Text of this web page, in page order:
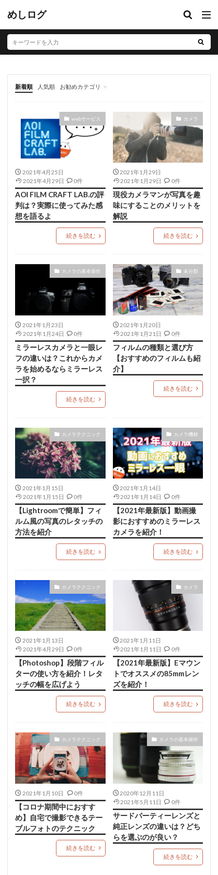
めしログ
新着順 人気順
お勧めカテゴリ
音フェチ
自己満の記事
webサービス
2021年4月25日
2021年4月29日
0件
AOI FILM CRAFT LAB.の評
判は？実際に使ってみた感
想を語るよ
続きを読む
カメラ
2021年1月29日
2021年1月29日
0件
現役カメラマンが写真を趣
味にすることのメリットを
解説
続きを読む
カメラの基本操作
2021年1月23日
2021年1月24日
0件
ミラーレスカメラと一眼レ
フの違いは？これからカメ
ラを始めるならミラーレス
一択？
続きを読む
未分類
2021年1月20日
2021年1月21日
0件
フィルムの種類と選び⽅
【おすすめのフィルムも紹
介】
続きを読む
カメラテクニック
2021年1月15日
2021年1月15日
0件
【Lightroomで簡単】フィ
ルム風の写真のレタッチの
方法を紹介
続きを読む
カメラ機材
2021年1月14日
2021年1月14日
0件
【2021年最新版】動画撮
影におすすめのミラーレス
カメラを紹介！
続きを読む
カメラテクニック
2021年1月13日
2021年4月29日
0件
【Photoshop】段階フィル
ターの使い方を紹介！レタ
ッチの幅を広げよう
続きを読む
カメラ
2021年1月11日
2021年1月11日
0件
【2021年最新版】Eマウン
トでオススメの85mmレン
ズを紹介！
続きを読む
カメラテクニック
2021年1月10日 0件
【コロナ期間中におすす
め】自宅で撮影できるテー
ブルフォトのテクニック
続きを読む
カメラの基本操作
2020年12月11日
2021年5月11日
0件
サードパーティーレンズと
純正レンズの違いは？どち
らを選ぶのが良い？
続きを読む